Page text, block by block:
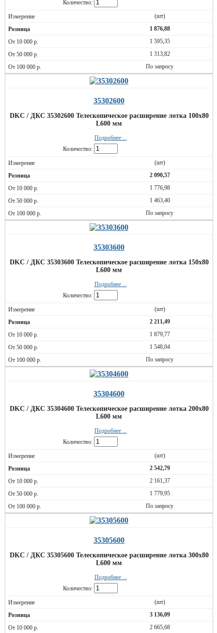
Количество:
(шт)
1 876,88
1 595,35
1 313,82
По запросу
35302600
DKC / ДКС 35302600 Телескопическое расширение лотка 100х80
L600 мм
Подробнее ...
Количество:
(шт)
2 090,57
1 776,98
1 463,40
По запросу
35303600
DKC / ДКС 35303600 Телескопическое расширение лотка 150х80
L600 мм
Подробнее ...
Количество:
(шт)
2 211,49
1 879,77
1 548,04
По запросу
35304600
DKC / ДКС 35304600 Телескопическое расширение лотка 200х80
L600 мм
Подробнее ...
Количество:
(шт)
2 542,79
2 161,37
1 779,95
По запросу
35305600
DKC / ДКС 35305600 Телескопическое расширение лотка 300х80
L600 мм
Подробнее ...
Количество:
(шт)
3 136,09
2 665,68